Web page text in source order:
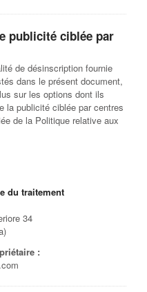
publicité ciblée par
de désinscription fournie
dans le présent document,
sur les options dont ils
la publicité ciblée par centres
de la Politique relative aux
du traitement
34
: